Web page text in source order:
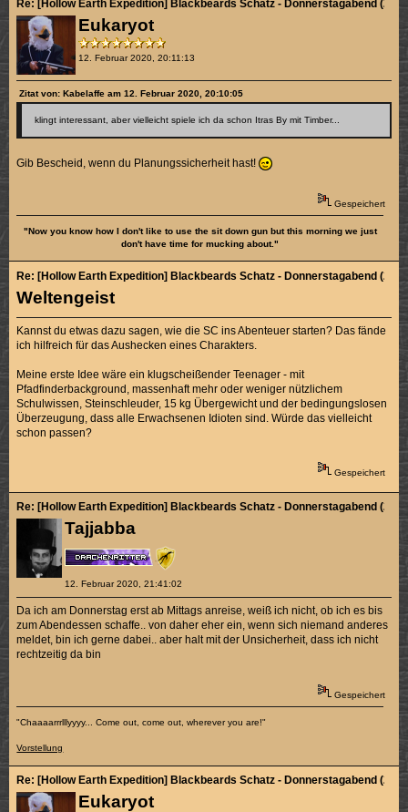
Eukaryot
12. Februar 2020, 20:11:13
Re: [Hollow Earth Expedition] Blackbeards Schatz - Donnerstagabend (2/4)
Zitat von: Kabelaffe am 12. Februar 2020, 20:10:05
klingt interessant, aber vielleicht spiele ich da schon Itras By mit Timber...
Gib Bescheid, wenn du Planungssicherheit hast!
Gespeichert
"Now you know how I don't like to use the sit down gun but this morning we just
don't have time for mucking about."
Weltengeist
Re: [Hollow Earth Expedition] Blackbeards Schatz - Donnerstagabend (2/4)
Kannst du etwas dazu sagen, wie die SC ins Abenteuer starten? Das fände
ich hilfreich für das Aushecken eines Charakters.
Meine erste Idee wäre ein klugscheißender Teenager - mit
Pfadfinderbackground, massenhaft mehr oder weniger nützlichem
Schulwissen, Steinschleuder, 15 kg Übergewicht und der bedingungslosen
Überzeugung, dass alle Erwachsenen Idioten sind. Würde das vielleicht
schon passen?
Gespeichert
Tajjabba
12. Februar 2020, 21:41:02
Re: [Hollow Earth Expedition] Blackbeards Schatz - Donnerstagabend (2/4)
Da ich am Donnerstag erst ab Mittags anreise, weiß ich nicht, ob ich es bis
zum Abendessen schaffe.. von daher eher ein, wenn sich niemand anderes
meldet, bin ich gerne dabei.. aber halt mit der Unsicherheit, dass ich nicht
rechtzeitig da bin
Gespeichert
"Chaaaarrrlllyyyy... Come out, come out, wherever you are!"
Vorstellung
Eukaryot
Re: [Hollow Earth Expedition] Blackbeards Schatz - Donnerstagabend (2/4)